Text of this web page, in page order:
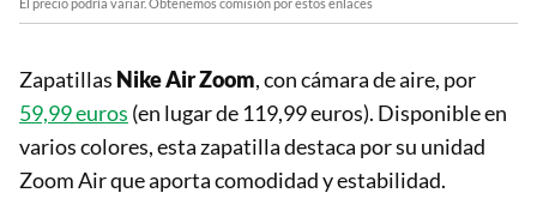
Zapatillas Nike Air Zoom, con cámara de aire, por
59,99 euros (en lugar de 119,99 euros). Disponible en
varios colores, esta zapatilla destaca por su unidad
Zoom Air que aporta comodidad y estabilidad.